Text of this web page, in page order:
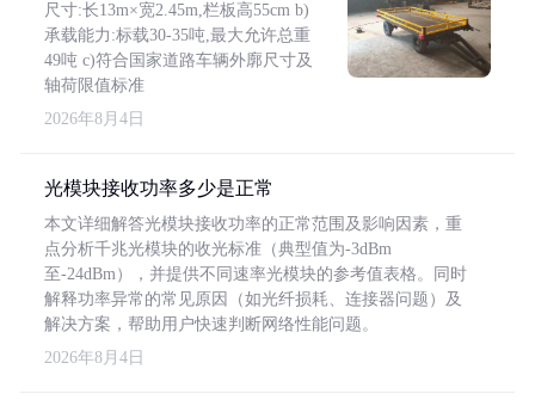
尺寸:长13m×宽2.45m,栏板高55cm b)
承载能力:标载30-35吨,最大允许总重
49吨 c)符合国家道路车辆外廓尺寸及
轴荷限值标准
2026年8月4日
光模块接收功率多少是正常
本文详细解答光模块接收功率的正常范围及影响因素，重
点分析千兆光模块的收光标准（典型值为-3dBm
至-24dBm），并提供不同速率光模块的参考值表格。同时
解释功率异常的常见原因（如光纤损耗、连接器问题）及
解决方案，帮助用户快速判断网络性能问题。
2026年8月4日